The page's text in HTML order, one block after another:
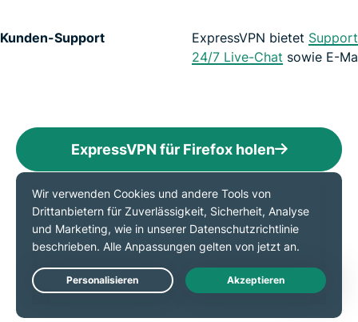
Kunden-Support ExpressVPN bietet
24/7 Live-Chat sowie E-
ExpressVPN für Firefox holen
Firefox-Erweiterung von
ExpressVPN: Fuktionen
Vertrauen Sie einem VPN, das die Grundlagen
Live Chat